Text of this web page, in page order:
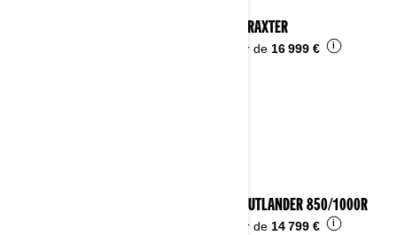
2025 TRAXTER
À partir de 16 999 € i
2025 OUTLANDER 850/1000R
À partir de 14 799 € i